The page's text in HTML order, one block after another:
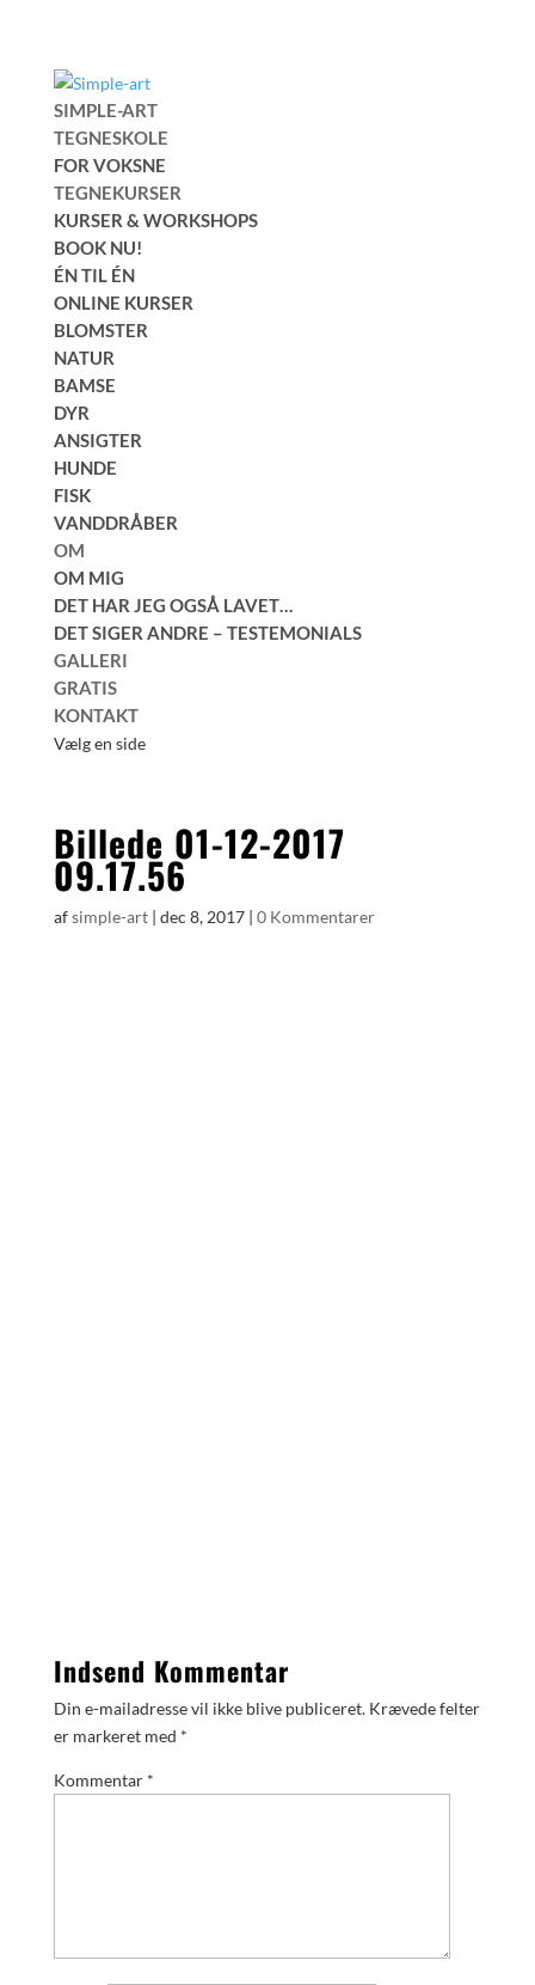
SIMPLE-ART
TEGNESKOLE
FOR VOKSNE
TEGNEKURSER
KURSER & WORKSHOPS
BOOK NU!
ÉN TIL ÉN
ONLINE KURSER
BLOMSTER
NATUR
BAMSE
DYR
ANSIGTER
HUNDE
FISK
VANDDRÅBER
OM
OM MIG
DET HAR JEG OGSÅ LAVET…
DET SIGER ANDRE – TESTEMONIALS
GALLERI
GRATIS
KONTAKT
Vælg en side
Billede 01-12-2017
09.17.56
afsimple-art| dec 8, 2017| 0 Kommentarer
Indsend Kommentar
Din e-mailadresse vil ikke blive publiceret. Krævede felter
er markeret med *
Kommentar *